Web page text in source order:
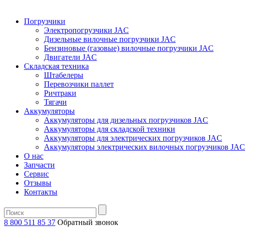
Погрузчики
Электропогрузчики JAC
Дизельные вилочные погрузчики JAC
Бензиновые (газовые) вилочные погрузчики JAC
Двигатели JAC
Складская техника
Штабелеры
Перевозчики паллет
Ричтраки
Тягачи
Аккумуляторы
Аккумуляторы для дизельных погрузчиков JAC
Аккумуляторы для складской техники
Аккумуляторы для электрических погрузчиков JAC
Аккумуляторы электрических вилочных погрузчиков JAC
О нас
Запчасти
Сервис
Отзывы
Контакты
8 800 511 85 37 Oбратный звонок